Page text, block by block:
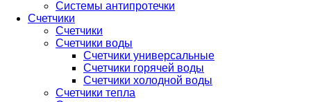
Системы антипротечки
Счетчики
Счетчики
Счетчики воды
Счетчики универсальные
Счетчики горячей воды
Счетчики холодной воды
Счетчики тепла